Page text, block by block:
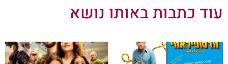
עוד כתבות באותו נושא